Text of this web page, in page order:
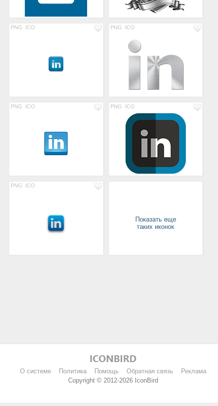
PNG ICO PNG ICO
PNG ICO PNG ICO
PNG ICO
Показать еще
таких иконок
О системе Политика Помощь Обратная связь
Реклама
Copyright © 2012-2026 IconBird